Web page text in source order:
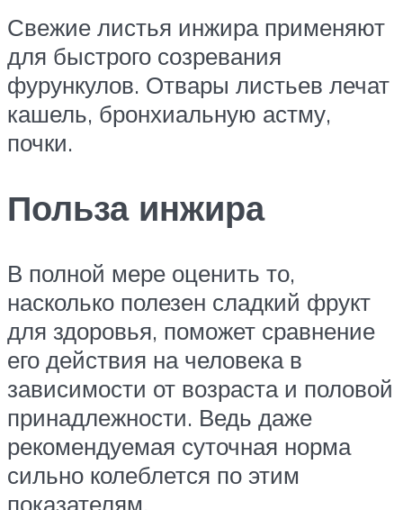
Свежие листья инжира применяют
для быстрого созревания
фурункулов. Отвары листьев лечат
кашель, бронхиальную астму,
почки.
Польза инжира
В полной мере оценить то,
насколько полезен сладкий фрукт
для здоровья, поможет сравнение
его действия на человека в
зависимости от возраста и половой
принадлежности. Ведь даже
рекомендуемая суточная норма
сильно колеблется по этим
показателям.